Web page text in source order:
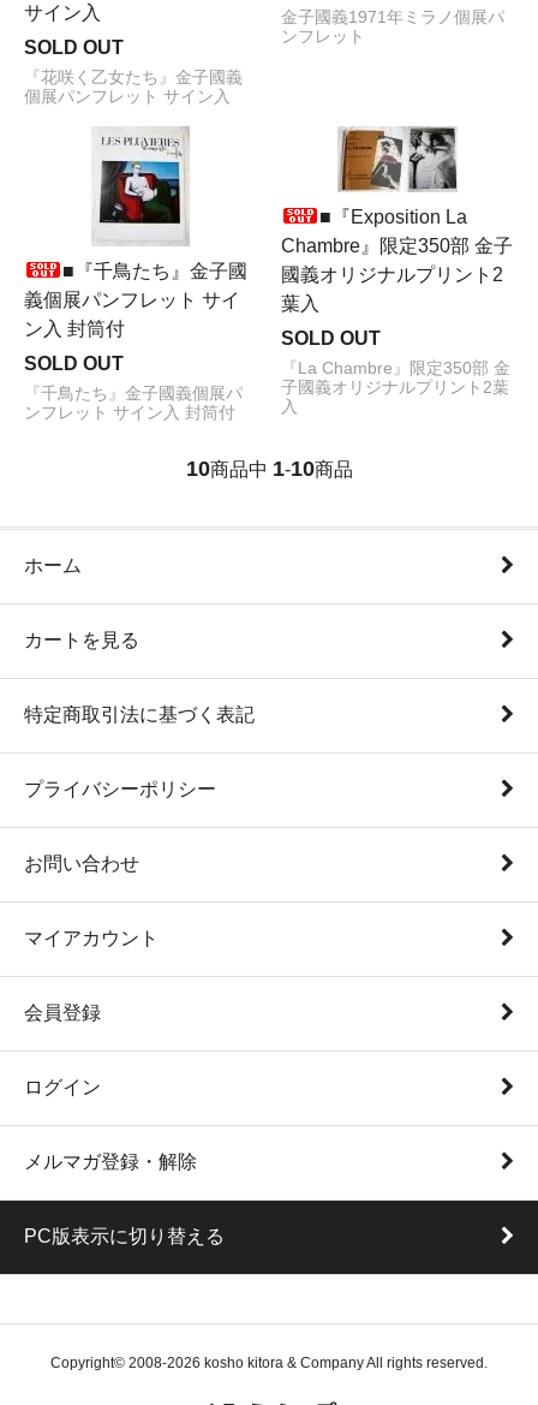
サイン入
SOLD OUT
『花咲く乙女たち』金子國義
個展パンフレット サイン入
金子國義1971年ミラノ個展パ
ンフレット
■『千鳥たち』金子國
義個展パンフレット サイ
ン入 封筒付
SOLD OUT
『千鳥たち』金子國義個展パ
ンフレット サイン入 封筒付
■『Exposition La
Chambre』限定350部 金子
國義オリジナルプリント2
葉入
SOLD OUT
『La Chambre』限定350部 金
子國義オリジナルプリント2葉
入
10商品中 1-10商品
ホーム
カートを見る
特定商取引法に基づく表記
プライバシーポリシー
お問い合わせ
マイアカウント
会員登録
ログイン
メルマガ登録・解除
PC版表示に切り替える
Copyright© 2008-2026 kosho kitora & Company All rights reserved.